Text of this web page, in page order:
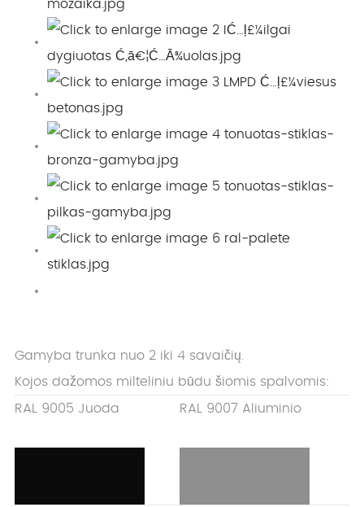
Gamyba trunka nuo 2 iki 4 savaičių.
Kojos dažomos milteliniu būdu šiomis spalvomis:
RAL 9005 Juoda RAL 9007 Aliuminio